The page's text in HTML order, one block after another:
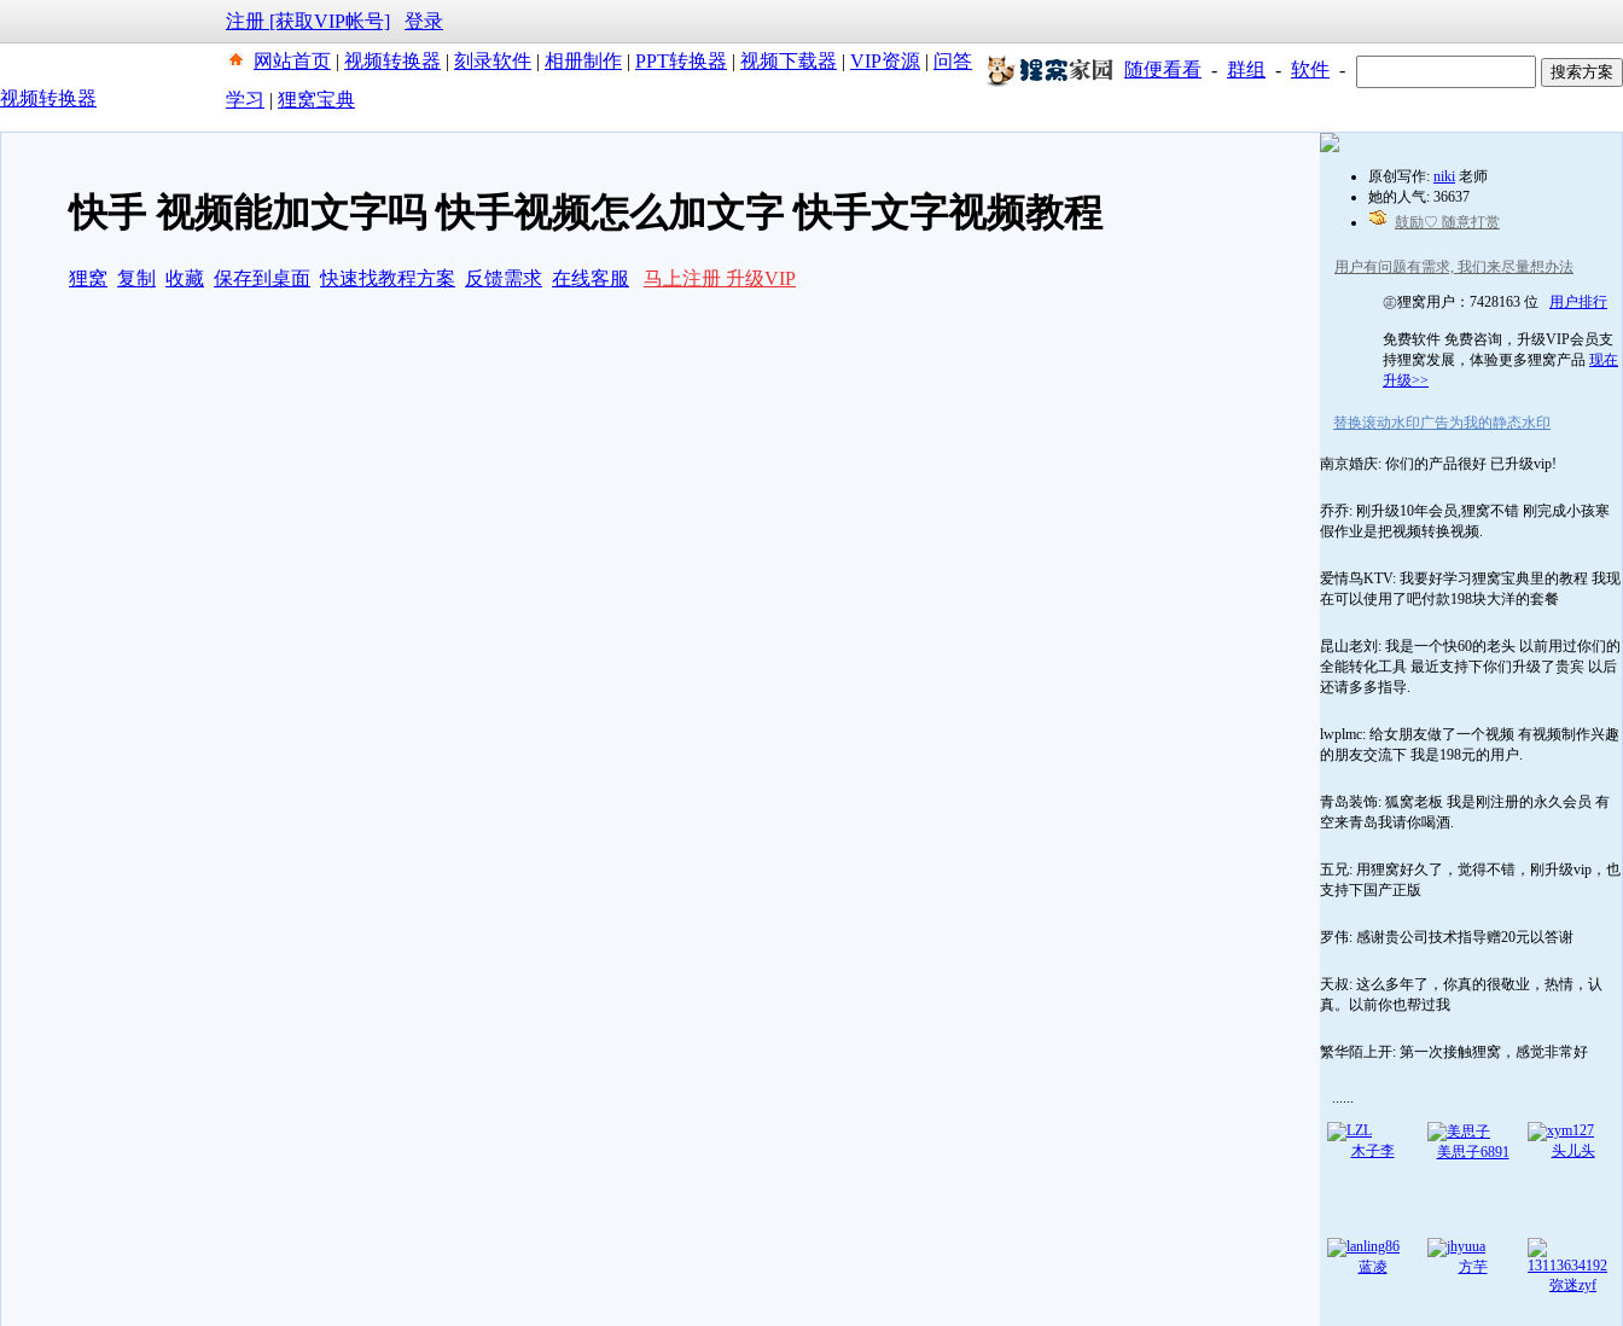
注册 [获取VIP帐号]
登录
网站首页 | 视频转换器 | 刻录软件 | 相册制作 | PPT转换器 | 视频下载器 | VIP资源 | 问答
学习 | 狸窝宝典
随便看看 - 群组 - 软件 -
视频转换器
原创写作: niki 老师
她的人气: 36637
鼓励♡ 随意打赏
用户有问题有需求, 我们来尽量想办法
㊣狸窝用户：7428163 位 用户排行
免费软件 免费咨询，升级VIP会员支
持狸窝发展，体验更多狸窝产品 现在
升级>>
替换滚动水印广告为我的静态水印
南京婚庆: 你们的产品很好 已升级vip!
乔乔: 刚升级10年会员,狸窝不错 刚完成小孩寒
假作业是把视频转换视频.
爱情鸟KTV: 我要好学习狸窝宝典里的教程 我现
在可以使用了吧付款198块大洋的套餐
昆山老刘: 我是一个快60的老头 以前用过你们的
全能转化工具 最近支持下你们升级了贵宾 以后
还请多多指导.
lwplmc: 给女朋友做了一个视频 有视频制作兴趣
的朋友交流下 我是198元的用户.
青岛装饰: 狐窝老板 我是刚注册的永久会员 有
空来青岛我请你喝酒.
五兄: 用狸窝好久了，觉得不错，刚升级vip，也
支持下国产正版
罗伟: 感谢贵公司技术指导赠20元以答谢
天叔: 这么多年了，你真的很敬业，热情，认
真。以前你也帮过我
繁华陌上开: 第一次接触狸窝，感觉非常好
......
木子李 美思子6891 头儿头
蓝凌
方芋
弥迷zyf
快手 视频能加文字吗 快手视频怎么加文字 快手文字视频教程
狸窝 复制 收藏 保存到桌面 快速找教程方案 反馈需求 在线客服 马上注册 升级VIP